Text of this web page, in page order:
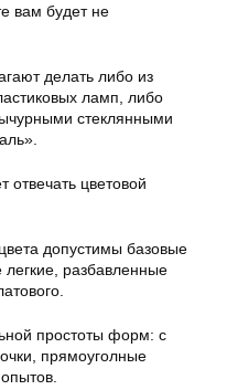
вам будет не
делать либо из
ламп, либо
стеклянными
отвечать цветовой
допустимы базовые
разбавленные
простоты форм: с
прямоуголные